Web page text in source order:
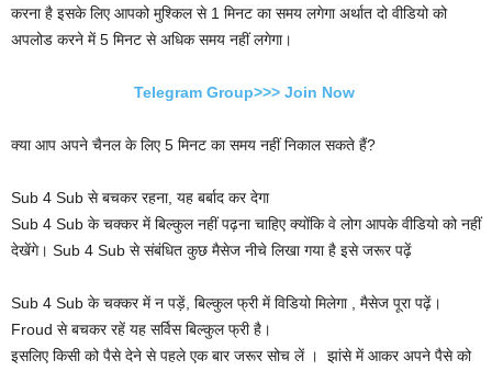
करना है इसके लिए आपको मुश्किल से 1 मिनट का समय लगेगा अर्थात दो वीडियो को
अपलोड करने में 5 मिनट से अधिक समय नहीं लगेगा।
Telegram Group>>> Join Now
क्या आप अपने चैनल के लिए 5 मिनट का समय नहीं निकाल सकते हैं?
Sub 4 Sub से बचकर रहना, यह बर्बाद कर देगा
Sub 4 Sub के चक्कर में बिल्कुल नहीं पढ़ना चाहिए क्योंकि वे लोग आपके वीडियो को नहीं
देखेंगे। Sub 4 Sub से संबंधित कुछ मैसेज नीचे लिखा गया है इसे जरूर पढ़ें
Sub 4 Sub के चक्कर में न पड़ें, बिल्कुल फ्री में विडियो मिलेगा , मैसेज पूरा पढ़ें।
Froud से बचकर रहें यह सर्विस बिल्कुल फ्री है।
इसलिए किसी को पैसे देने से पहले एक बार जरूर सोच लें । झांसे में आकर अपने पैसे को